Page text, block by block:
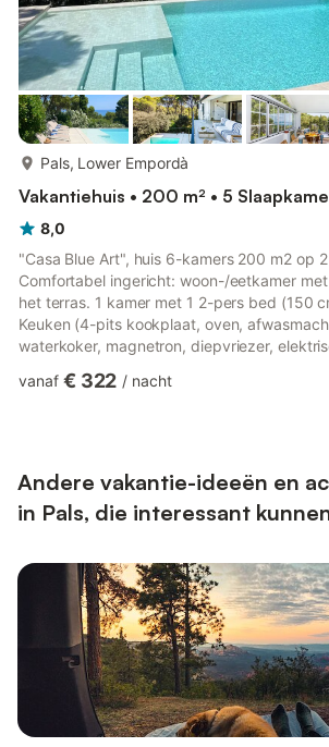
Pals, Lower Empordà
Vakantiehuis • 200 m² • 5
8,0
"Casa Blue Art", huis 6-kamers 200 m2 op
Comfortabel ingericht: woon-/eetkamer
het terras. 1 kamer met 1 2-pers bed (150
Keuken (4-pits kookplaat, oven,
waterkoker, magnetron, diepvriezer,
naar de tuin, naar het zwembad. 1 kamer
tuin....
vanaf € 322 / nacht
Andere vakantie-ideeën en
in Pals, die interessant